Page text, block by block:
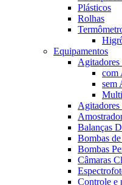
Plásticos
Rolhas
Equipamentos
com
sem
Balanças
Bombas
Bombas
Câmaras
Controle e